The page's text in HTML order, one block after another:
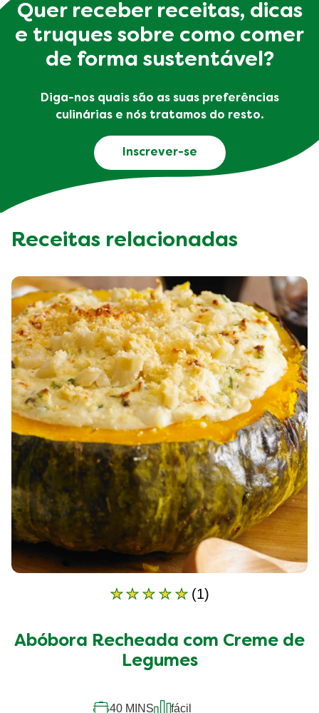
Quer receber receitas, dicas
e truques sobre como comer
de forma sustentável?
Diga-nos quais são as suas preferências
culinárias e nós tratamos do resto.
Inscrever-se
Receitas relacionadas
A
deste
Abóbora
Creme
(1)
Abóbora Recheada com Creme de
Legumes
40 MINS fácil